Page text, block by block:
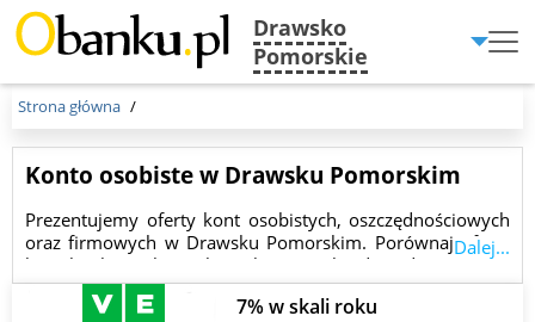
Drawsko
Pomorskie
Menu
Strona główna
Konto osobiste w Drawsku Pomorskim
Prezentujemy oferty kont osobistych, oszczędnościowych
oraz firmowych w Drawsku Pomorskim. Porównaj oferty
kont bankowych i wybierz konto najbardziej dopasowane
do Twoich potrzeb.
Dalej...
7% w skali roku